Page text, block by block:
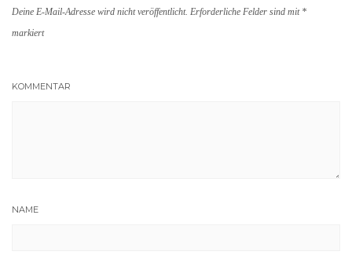
Deine E-Mail-Adresse wird nicht veröffentlicht. Erforderliche Felder sind mit *
markiert
KOMMENTAR
NAME